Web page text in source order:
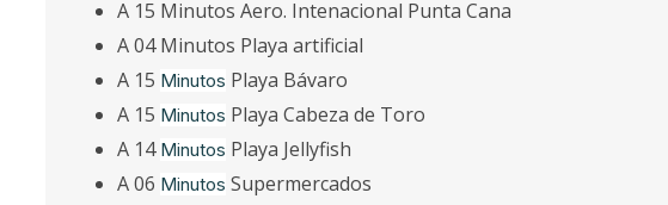
A 15 Minutos Aero. Intenacional Punta Cana
A 04 Minutos Playa artificial
A 15 Minutos Playa Bávaro
A 15 Minutos Playa Cabeza de Toro
A 14 Minutos Playa Jellyfish
A 06 Minutos Supermercados